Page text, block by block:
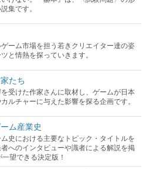
集です。
ーム市場を担う若きクリエイター達の姿
と情熱を探っていきます。
たち
受けた作家さんに取材し、ゲームが日本
ルチャーに与えた影響を探る企画です。
ム産業史
史における主要なトピック・タイトルを
へのインタビューや識者による解説を掲
望できる決定版！